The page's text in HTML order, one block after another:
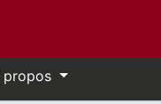
propos